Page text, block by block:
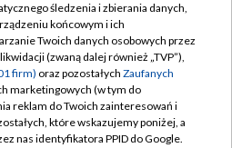
TVP
TVP
prywatności
zgody
Pomoc
śledzenia i zbierania danych,
końcowym i ich
Twoich danych osobowych przez
(zwaną dalej również „TVP”),
firm) oraz pozostałych Zaufanych
marketingowych (w tym do
reklam do Twoich zainteresowań i
które wskazujemy poniżej, a
nas identyfikatora PPID do Google.